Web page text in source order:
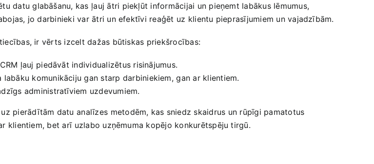
datu glabāšanu, kas⁢ ļauj ātri piekļūt‍ informācijai un pieņemt ‍labākus lēmumus,‌
jo darbinieki var ātri un efektīvi reaģēt⁣ uz klientu pieprasījumiem un vajadzībām.
ir vērts izcelt dažas būtiskas priekšrocības:
ļauj⁢ piedāvāt individualizētus risinājumus.
komunikāciju gan starp darbiniekiem, ⁣gan ar klientiem.
administratīviem uzdevumiem.
pierādītām ‍datu ⁢analīzes ⁣metodēm, kas sniedz skaidrus un ⁢rūpīgi pamatotus
klientiem, bet arī⁣ uzlabo uzņēmuma kopējo konkurētspēju tirgū.